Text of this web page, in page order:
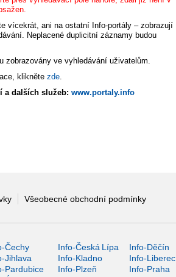
vícekrát, ani na ostatní Info-portály – zobrazují
Neplacené duplicitní záznamy budou
zobrazovány ve vyhledávání uživatelům.
klikněte zde.
a dalších služeb: www.portaly.info
Všeobecné obchodní podmínky
Čechy Info-Česká Lípa Info-Děčín
Jihlava Info-Kladno Info-Liberec
Pardubice Info-Plzeň Info-Praha